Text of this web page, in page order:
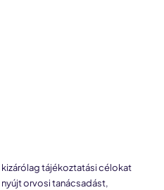
tájékoztatási célokat
nyújt orvosi tanácsadást,